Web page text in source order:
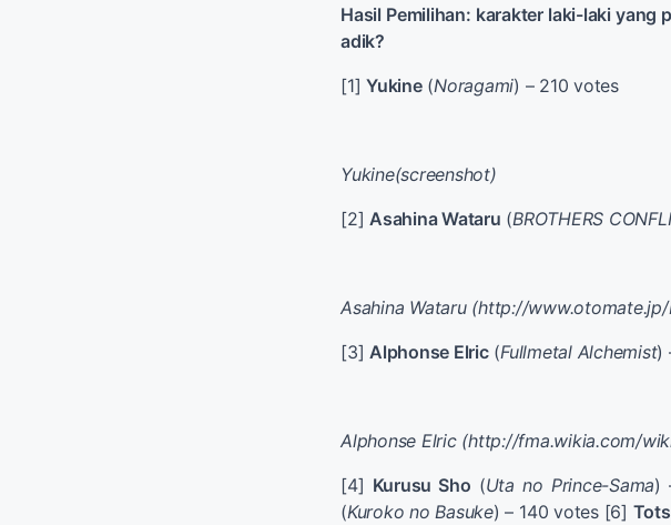
Hasil Pemilihan: karakter laki-laki yang
adik?
[1] Yukine(Noragami) – 210 votes
Yukine(screenshot)
[2] Asahina Wataru (BROTHERS
Asahina Wataru (http://
[3] Alphonse Elric(Fullmetal Alchemist)
Alphonse Elric (http://fma.wikia.com/
[4] Kurusu Sho (Uta no Prince-Sama)
(Kuroko no Basuke) – 140 votes [6]